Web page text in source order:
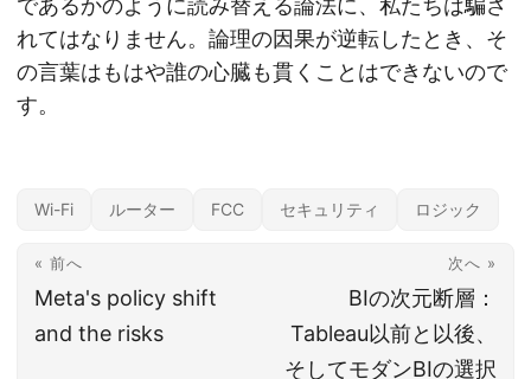
れてはなりません。論理の因果が逆転したとき、そ
の言葉はもはや誰の心臓も貫くことはできないので
す。
Wi-Fi ルーター FCC セキュリティ ロジック
« 前へ
Meta's policy shift
and the risks
次へ »
BIの次元断層：
Tableau以前と以後、
そしてモダンBIの選択